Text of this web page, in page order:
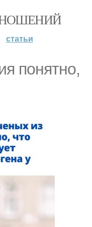
статьи
понятно,